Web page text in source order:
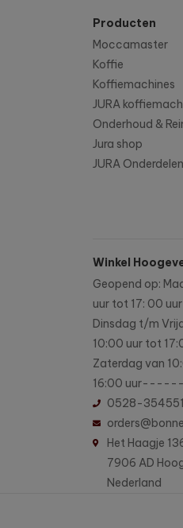
Producten
Moccamaster
Koffie
Koffiemachines
JURA
Onderhoud &
Jura shop
JURA Onderdelen
Winkel
Geopend op:
uur tot 17: 00
Dinsdag t/m
10:00 uur tot
Zaterdag van
16:00
0528-354551
Het Haagje
7906 AD
Nederland